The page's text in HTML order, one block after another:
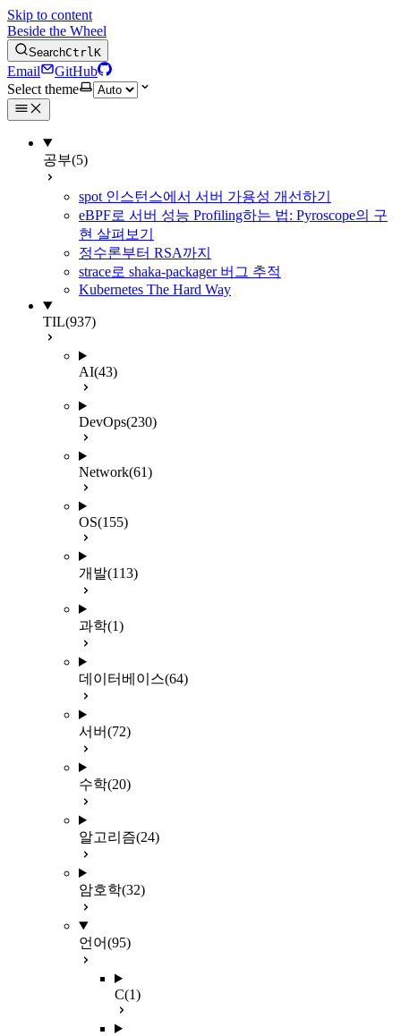
Skip to content
Beside the Wheel
SearchCtrlK
Email
GitHub
Select theme
공부(5)
spot 인스턴스에서 서버 가용성 개선하기
eBPF로 서버 성능 Profiling하는 법: Pyroscope의 구
현 살펴보기
정수론부터 RSA까지
strace로 shaka-packager 버그 추적
Kubernetes The Hard Way
TIL(937)
AI(43)
DevOps(230)
Network(61)
OS(155)
개발(113)
과학(1)
데이터베이스(64)
서버(72)
수학(20)
알고리즘(24)
암호학(32)
언어(95)
C(1)